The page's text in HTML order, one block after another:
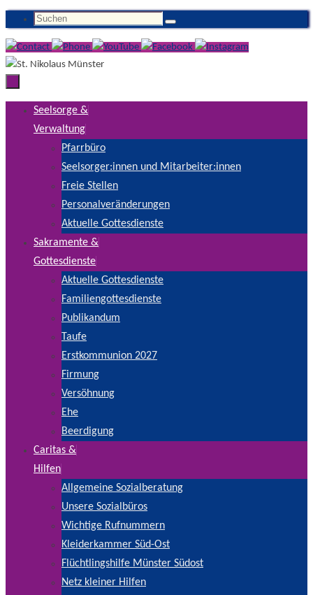
Inhalt
springen
Suchen
nach:
Suchen
Seelsorge &
Verwaltung
Pfarrbüro
Seelsorger:innen und Mitarbeiter:innen
Freie Stellen
Personalveränderungen
Aktuelle Gottesdienste
Sakramente &
Gottesdienste
Aktuelle Gottesdienste
Familiengottesdienste
Publikandum
Taufe
Erstkommunion 2027
Firmung
Versöhnung
Ehe
Beerdigung
Caritas &
Hilfen
Allgemeine Sozialberatung
Unsere Sozialbüros
Wichtige Rufnummern
Kleiderkammer Süd-Ost
Flüchtlingshilfe Münster Südost
Netz kleiner Hilfen